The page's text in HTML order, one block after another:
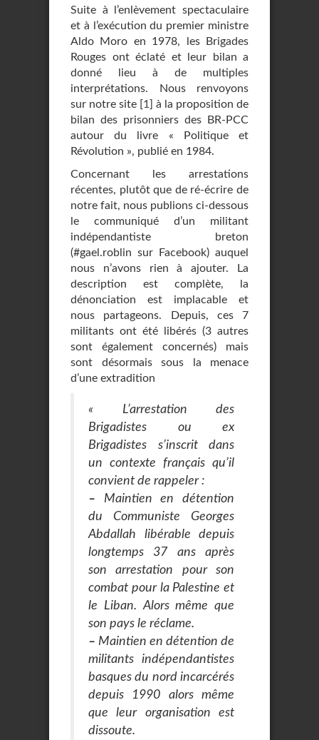
Suite à l’enlèvement spectaculaire
et à l’exécution du premier ministre
Aldo Moro en 1978, les Brigades
Rouges ont éclaté et leur bilan a
donné lieu à de multiples
interprétations. Nous renvoyons
sur notre site [1 ] à la proposition de
bilan des prisonniers des BR-PCC
autour du livre « Politique et
Révolution », publié en 1984.
Concernant les arrestations
récentes, plutôt que de ré-écrire de
notre fait, nous publions ci-dessous
le communiqué d’un militant
indépendantiste breton
(#gael.roblin sur Facebook) auquel
nous n’avons rien à ajouter. La
description est complète, la
dénonciation est implacable et
nous partageons. Depuis, ces 7
militants ont été libérés (3 autres
sont également concernés) mais
sont désormais sous la menace
d’une extradition
« L’arrestation des
Brigadistes ou ex
Brigadistes s’inscrit dans
un contexte français qu’il
convient de rappeler :
– Maintien en détention
du Communiste Georges
Abdallah libérable depuis
longtemps 37 ans après
son arrestation pour son
combat pour la Palestine et
le Liban. Alors même que
son pays le réclame.
– Maintien en détention de
militants indépendantistes
basques du nord incarcérés
depuis 1990 alors même
que leur organisation est
dissoute.